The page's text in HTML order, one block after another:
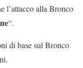
l’attacco alla Bronco
“.
di base sul Bronco